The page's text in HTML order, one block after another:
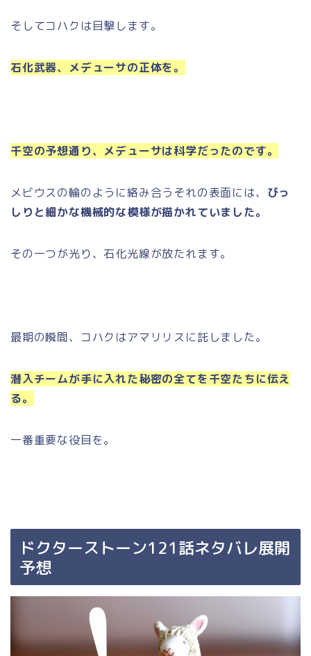
そしてコハクは目撃します。
石化武器、メデューサの正体を。
千空の予想通り、メデューサは科学だったのです。
メビウスの輪のように絡み合うそれの表面には、 びっ
しりと細かな機械的な模様が描かれていました。
その一つが光り、石化光線が放たれます。
最期の瞬間、コハクはアマリリスに託しました。
潜入チームが手に入れた秘密の全てを千空たちに伝え
る。
一番重要な役目を。
ドクターストーン121話ネタバレ展開
予想